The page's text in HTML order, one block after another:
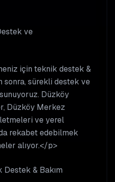
ve
için teknik destek &
sonra, sürekli destek ve
Düzköy
Düzköy Merkez
ve yerel
rekabet edebilmek
alıyor.</p>
& Bakım